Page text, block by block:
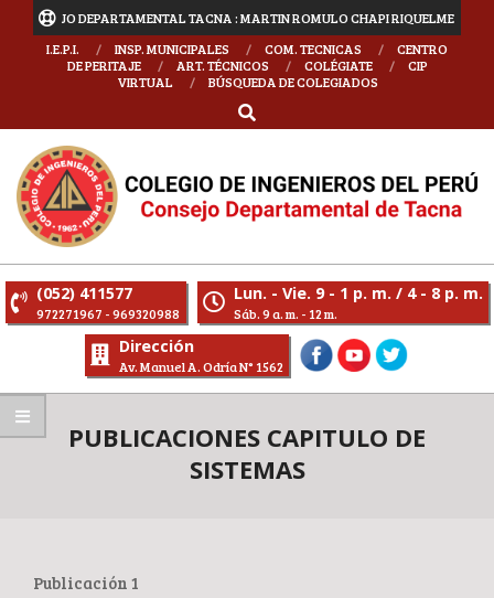
CONSEJO DEPARTAMENTAL TACNA : MARTIN ROMULO CHAPI RIQUELME
I.E.P.I.
INSP. MUNICIPALES COM. TECNICAS
CENTRO
DE PERITAJE
ART. TÉCNICOS COLÉGIATE
CIP
VIRTUAL
BÚSQUEDA DE COLEGIADOS
(052) 411577
972271967 - 969320988
Lun. - Vie. 9 - 1 p. m. / 4 - 8 p. m.
Sáb. 9 a. m. - 12 m.
Dirección
Av. Manuel A. Odría N° 1562
PUBLICACIONES CAPITULO DE
SISTEMAS
Publicación 1